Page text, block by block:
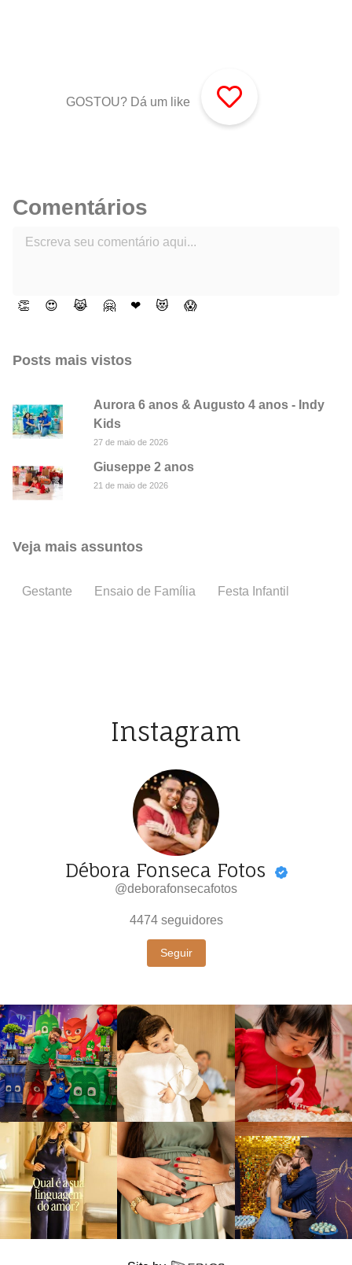
GOSTOU? Dá um like
Comentários
👏 😍 😹 🤗 ❤ 😻 😱
Posts mais vistos
Aurora 6 anos & Augusto 4 anos - Indy
Kids
27 de maio de 2026
Giuseppe 2 anos
21 de maio de 2026
Veja mais assuntos
Gestante Ensaio de Família Festa Infantil
Instagram
Débora Fonseca Fotos
@deborafonsecafotos
4474 seguidores
Seguir